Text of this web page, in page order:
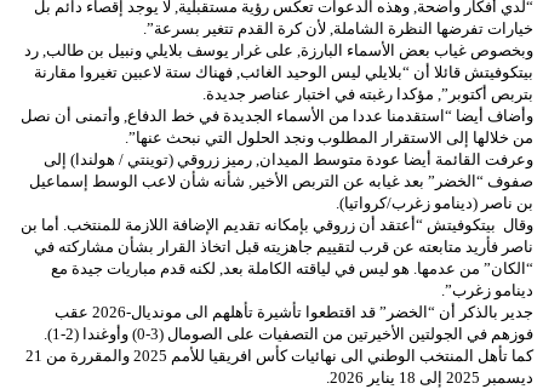
“لدي أفكار واضحة, وهذه الدعوات تعكس رؤية مستقبلية, لا يوجد إقصاء دائم بل
خيارات تفرضها النظرة الشاملة, لأن كرة القدم تتغير بسرعة”.
وبخصوص غياب بعض الأسماء البارزة, على غرار يوسف بلايلي ونبيل بن طالب, رد
بيتكوفيتش قائلا أن “بلايلي ليس الوحيد الغائب, فهناك ستة لاعبين تغيروا مقارنة
بتربص أكتوبر”, مؤكدا رغبته في اختبار عناصر جديدة.
وأضاف أيضا “استقدمنا عددا من الأسماء الجديدة في خط الدفاع, وأتمنى أن نصل
من خلالها إلى الاستقرار المطلوب ونجد الحلول التي نبحث عنها”.
وعرفت القائمة أيضا عودة متوسط الميدان, رميز زروقي (توينتي / هولندا) إلى
صفوف “الخضر” بعد غيابه عن التربص الأخير, شأنه شأن لاعب الوسط إسماعيل
بن ناصر (دينامو زغرب/كرواتيا).
وقال بيتكوفيتش “أعتقد أن زروقي بإمكانه تقديم الإضافة اللازمة للمنتخب. أما بن
ناصر فأريد متابعته عن قرب لتقييم جاهزيته قبل اتخاذ القرار بشأن مشاركته في
“الكان” من عدمها. هو ليس في لياقته الكاملة بعد, لكنه قدم مباريات جيدة مع
دينامو زغرب”.
جدير بالذكر أن “الخضر” قد اقتطعوا تأشيرة تأهلهم الى مونديال-2026 عقب
فوزهم في الجولتين الأخيرتين من التصفيات على الصومال (3-0) وأوغندا (2-1).
كما تأهل المنتخب الوطني الى نهائيات كأس افريقيا للأمم 2025 والمقررة من 21
ديسمبر 2025 إلى 18 يناير 2026.